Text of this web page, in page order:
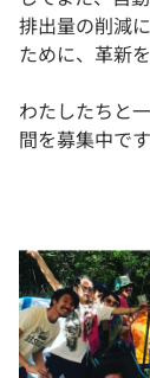
排出量の削減
ために、革新
わたしたちと
間を募集中です